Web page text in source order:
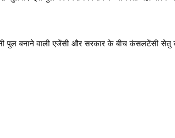
पुल बनाने वाली एजेंसी और सरकार के बीच कंसलटेंसी